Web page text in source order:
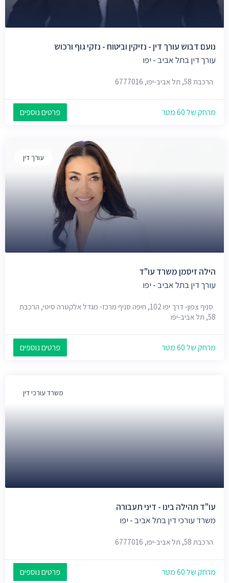
נועם דבוש עורך דין - נזיקין וביטוח - נזקי גוף ורכוש
עורך דין בתל אביב - יפו
הרכבת 58, תל אביב-יפו, 6777016
מרחק של 60 מטר פרטים נוספים
עורך דין
הילה זיסמן משרד עו"ד
עורך דין בתל אביב - יפו
סניף צפון- דרך יפו 102, חיפה סניף מרכז- מגדל אלקטרה סיטי, הרכבת
58, תל אביב-יפו
מרחק של 60 מטר פרטים נוספים
משרד עורכי דין
עו"ד תהילה בינו - דיני תעבורה
משרד עורכי דין בתל אביב - יפו
הרכבת 58, תל אביב-יפו, 6777016
מרחק של 60 מטר פרטים נוספים